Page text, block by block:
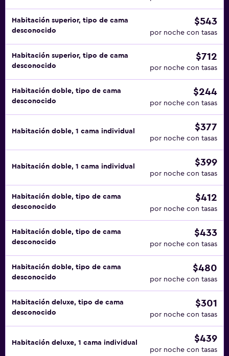
Habitación superior, tipo de cama
desconocido
$543
por noche con tasas
Habitación superior, tipo de cama
desconocido
$712
por noche con tasas
Habitación doble, tipo de cama
desconocido
$244
por noche con tasas
Habitación doble, 1 cama individual $377
por noche con tasas
Habitación doble, 1 cama individual $399
por noche con tasas
Habitación doble, tipo de cama
desconocido
$412
por noche con tasas
Habitación doble, tipo de cama
desconocido
$433
por noche con tasas
Habitación doble, tipo de cama
desconocido
$480
por noche con tasas
Habitación deluxe, tipo de cama
desconocido
$301
por noche con tasas
Habitación deluxe, 1 cama individual $439
por noche con tasas